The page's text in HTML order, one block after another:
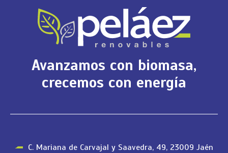
Avanzamos con biomasa,
crecemos con energía
C. Mariana de Carvajal y Saavedra, 49, 23009 Jaén